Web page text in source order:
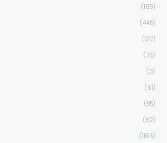
(169)
(445)
(122)
(76)
(3)
(61)
(85)
(62)
(1193)